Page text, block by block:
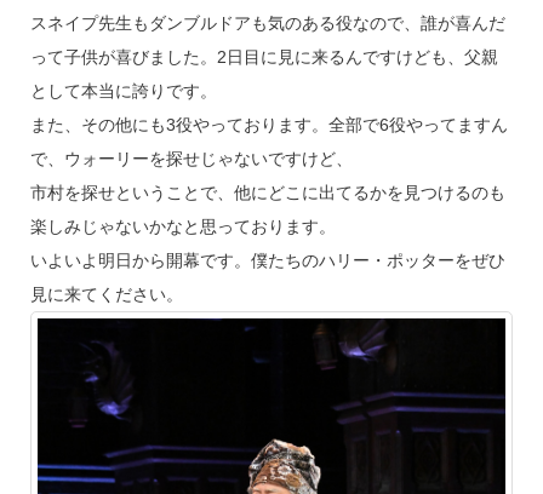
スネイプ先生もダンブルドアも気のある役なので、誰が喜んだ
って子供が喜びました。2日目に見に来るんですけども、父親
として本当に誇りです。
また、その他にも3役やっております。全部で6役やってますん
で、ウォーリーを探せじゃないですけど、
市村を探せということで、他にどこに出てるかを見つけるのも
楽しみじゃないかなと思っております。
いよいよ明日から開幕です。僕たちのハリー・ポッターをぜひ
見に来てください。